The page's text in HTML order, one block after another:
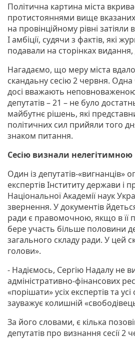
Політична картина міста
протистояннями вище
на провінційному рівні затіяли
І амбіції, судячи з фактів, які
подавали на сторінках
Нагадаємо, що меру міста
скандаьну сесію 2 червня. Одна
досі вважають неповноваженою,
депутатів – 21 – не було
майбутнє рішень, які
політичних сил прийяли того
знаком питання.
Сесію визнали нелегітимною
Один із депутатів-«вигнанців»
експертів Інстититу держави і
Національної Академії наук
звернення. У документів
ради є правомочною, якщо в її
бере участь більше половини
загального складу ради. У цей
голови».
- Надіємось, Сергію Надалу не
адміністративно-фінансових
«порішати» усіх експертів та усі
зауважує колишній
За його словами, є кілька
депутатів про визнання сесії 2